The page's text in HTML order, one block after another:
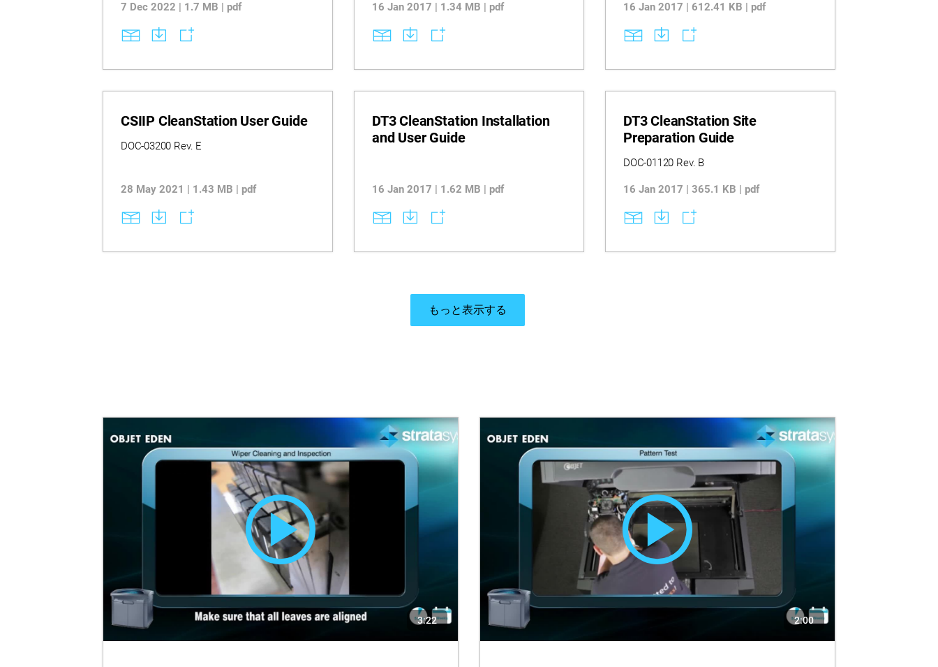
7 Dec 2022 | 1.7 MB | pdf 16 Jan 2017 | 1.34 MB | pdf 16 Jan 2017 | 612.41 KB | pdf
CSIIP CleanStation User Guide
DOC-03200 Rev. E
28 May 2021 | 1.43 MB | pdf
DT3 CleanStation Installation
and User Guide
16 Jan 2017 | 1.62 MB | pdf
DT3 CleanStation Site
Preparation Guide
DOC-01120 Rev. B
16 Jan 2017 | 365.1 KB | pdf
もっと表示する
3:22 2:00